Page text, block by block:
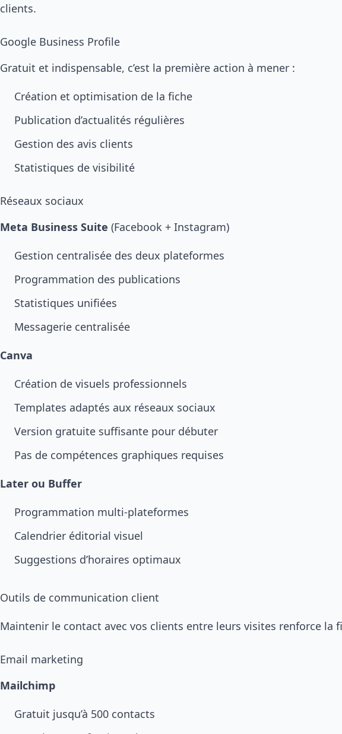
clients.
Google Business Profile
Gratuit et indispensable, c’est la première action à mener :
Création et optimisation de la fiche
Publication d’actualités régulières
Gestion des avis clients
Statistiques de visibilité
Réseaux sociaux
Meta Business Suite (Facebook + Instagram)
Gestion centralisée des deux plateformes
Programmation des publications
Statistiques unifiées
Messagerie centralisée
Canva
Création de visuels professionnels
Templates adaptés aux réseaux sociaux
Version gratuite suffisante pour débuter
Pas de compétences graphiques requises
Later ou Buffer
Programmation multi-plateformes
Calendrier éditorial visuel
Suggestions d’horaires optimaux
Outils de communication client
Maintenir le contact avec vos clients entre leurs visites renforce la
Email marketing
Mailchimp
Gratuit jusqu’à 500 contacts